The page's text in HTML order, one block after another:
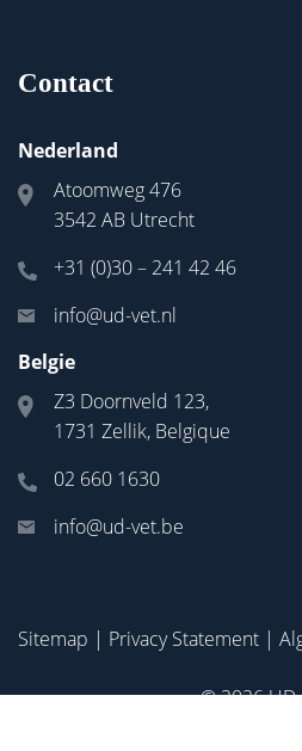
Contact
Nederland
Atoomweg 476
3542 AB Utrecht
+31 (0)30 – 241 42 46
info@ud-vet.nl
Belgie
Z3 Doornveld 123,
1731 Zellik, Belgique
02 660 1630
info@ud-vet.be
Sitemap | Privacy Statement |
© 2026